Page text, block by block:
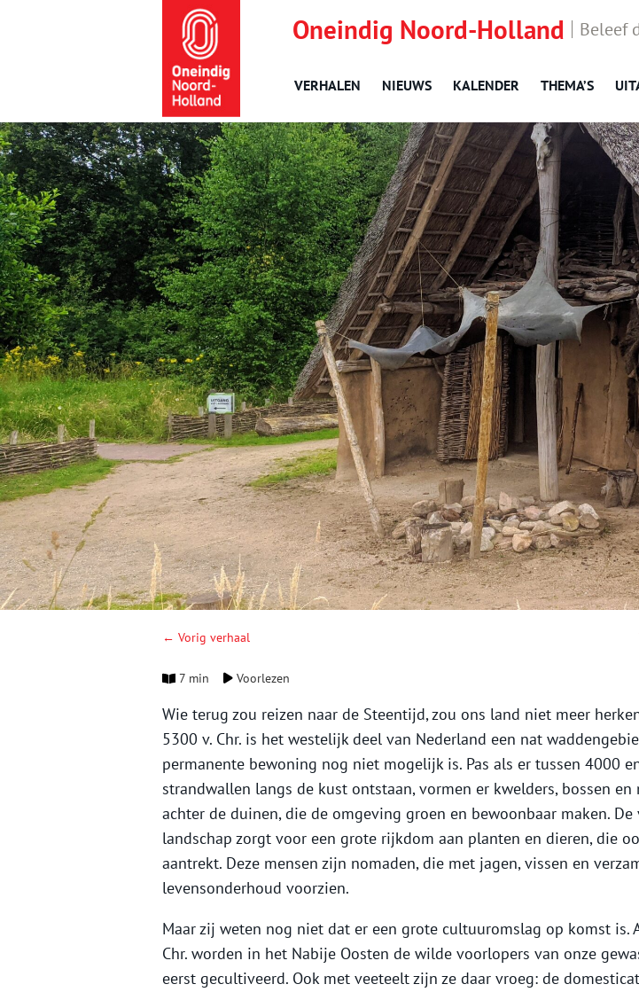
Oneindig Noord-Holland Beleef
VERHALEN NIEUWS KALENDER THEMA’S
← Vorig verhaal
7 min Voorlezen
Wie terug zou reizen naar de Steentijd, zou ons land niet meer
5300 v. Chr. is het westelijk deel van Nederland een nat
permanente bewoning nog niet mogelijk is. Pas als er tussen 4000
strandwallen langs de kust ontstaan, vormen er kwelders, bossen en
achter de duinen, die de omgeving groen en bewoonbaar maken.
landschap zorgt voor een grote rijkdom aan planten en dieren, die
aantrekt. Deze mensen zijn nomaden, die met jagen, vissen en
levensonderhoud voorzien.
Maar zij weten nog niet dat er een grote cultuuromslag op komst is.
Chr. worden in het Nabije Oosten de wilde voorlopers van onze
eerst gecultiveerd. Ook met veeteelt zijn ze daar vroeg: de